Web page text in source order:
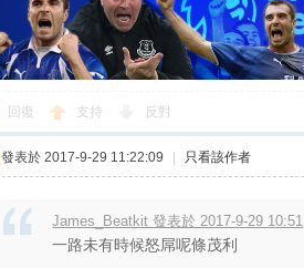
回復 支持 反對
發表於 2017-9-29 11:22:09 只看該作者
James_Beatkit 發表於 2017-9-29 10:51
一路未有時候怒屌呢條茂利